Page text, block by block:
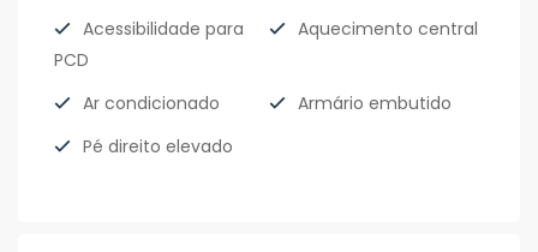
Acessibilidade para
PCD
Aquecimento central
Ar condicionado
Armário embutido
Pé direito elevado